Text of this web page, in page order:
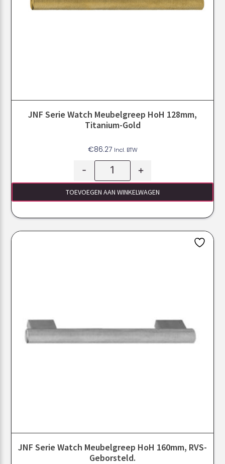
JNF Serie Watch Meubelgreep HoH 128mm,
Titanium-Gold
€86.27 Incl. BTW
- +
TOEVOEGEN AAN WINKELWAGEN
JNF Serie Watch Meubelgreep HoH 160mm, RVS-
Geborsteld.